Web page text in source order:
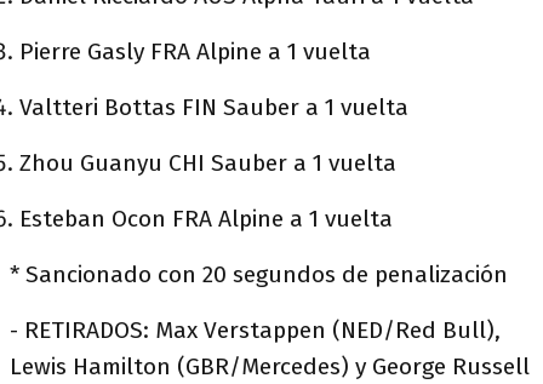
Pierre Gasly FRA Alpine a 1 vuelta
Valtteri Bottas FIN Sauber a 1 vuelta
Zhou Guanyu CHI Sauber a 1 vuelta
Esteban Ocon FRA Alpine a 1 vuelta
* Sancionado con 20 segundos de penalización
- RETIRADOS: Max Verstappen (NED/Red Bull),
Lewis Hamilton (GBR/Mercedes) y George Russell